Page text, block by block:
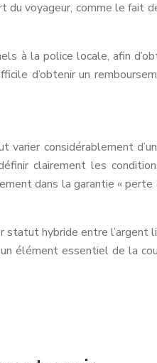
voyageur, comme le fait
la police locale, afin
d’obtenir un
considérablement
clairement les
dans la garantie «
hybride entre
élément essentiel de la